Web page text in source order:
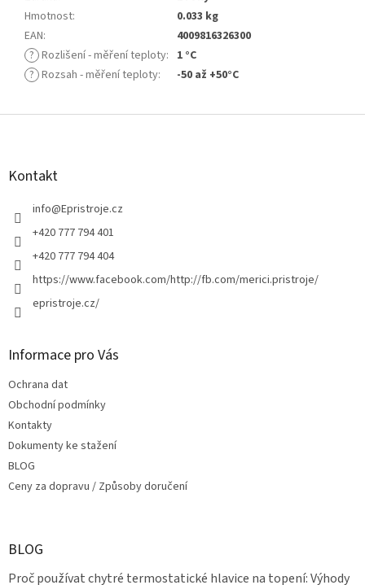
Hmotnost:
0.033 kg
EAN:
4009816326300
? Rozlišení - měření teploty: 1 °C
? Rozsah - měření teploty: -50 až +50°C
Z
Kontakt
info@Epristroje.cz
+420 777 794 401
+420 777 794 404
https://www.facebook.com/http://fb.com/merici.pristroje/
epristroje.cz/
Informace pro Vás
Ochrana dat
Obchodní podmínky
Kontakty
Dokumenty ke stažení
BLOG
Ceny za dopravu / Způsoby doručení
BLOG
Proč používat chytré termostatické hlavice na topení: Výhody